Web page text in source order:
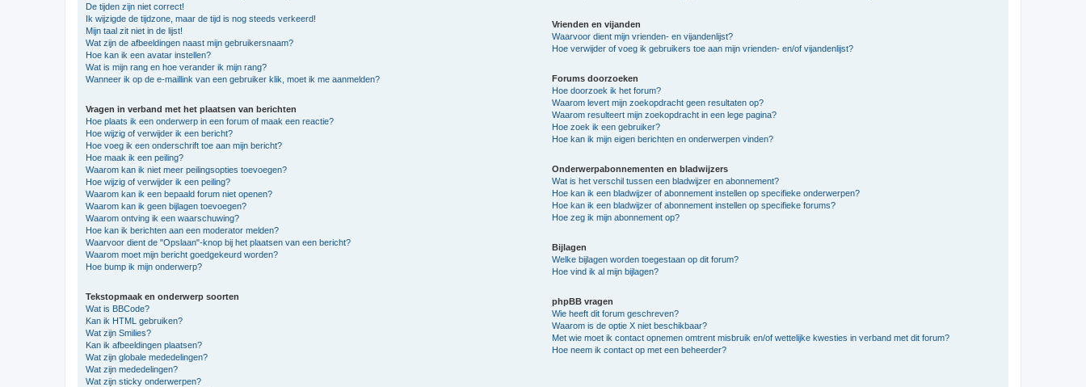
De tijden zijn niet correct!
Ik wijzigde de tijdzone, maar de tijd is nog steeds verkeerd!
Mijn taal zit niet in de lijst!
Wat zijn de afbeeldingen naast mijn gebruikersnaam?
Hoe kan ik een avatar instellen?
Wat is mijn rang en hoe verander ik mijn rang?
Wanneer ik op de e-maillink van een gebruiker klik, moet ik me aanmelden?
Vragen in verband met het plaatsen van berichten
Hoe plaats ik een onderwerp in een forum of maak een reactie?
Hoe wijzig of verwijder ik een bericht?
Hoe voeg ik een onderschrift toe aan mijn bericht?
Hoe maak ik een peiling?
Waarom kan ik niet meer peilingsopties toevoegen?
Hoe wijzig of verwijder ik een peiling?
Waarom kan ik een bepaald forum niet openen?
Waarom kan ik geen bijlagen toevoegen?
Waarom ontving ik een waarschuwing?
Hoe kan ik berichten aan een moderator melden?
Waarvoor dient de "Opslaan"-knop bij het plaatsen van een bericht?
Waarom moet mijn bericht goedgekeurd worden?
Hoe bump ik mijn onderwerp?
Tekstopmaak en onderwerp soorten
Wat is BBCode?
Kan ik HTML gebruiken?
Wat zijn Smilies?
Kan ik afbeeldingen plaatsen?
Wat zijn globale mededelingen?
Wat zijn mededelingen?
Wat zijn sticky onderwerpen?
Vrienden en vijanden
Waarvoor dient mijn vrienden- en vijandenlijst?
Hoe verwijder of voeg ik gebruikers toe aan mijn vrienden- en/of vijandenlijst?
Forums doorzoeken
Hoe doorzoek ik het forum?
Waarom levert mijn zoekopdracht geen resultaten op?
Waarom resulteert mijn zoekopdracht in een lege pagina?
Hoe zoek ik een gebruiker?
Hoe kan ik mijn eigen berichten en onderwerpen vinden?
Onderwerpabonnementen en bladwijzers
Wat is het verschil tussen een bladwijzer en abonnement?
Hoe kan ik een bladwijzer of abonnement instellen op specifieke onderwerpen?
Hoe kan ik een bladwijzer of abonnement instellen op specifieke forums?
Hoe zeg ik mijn abonnement op?
Bijlagen
Welke bijlagen worden toegestaan op dit forum?
Hoe vind ik al mijn bijlagen?
phpBB vragen
Wie heeft dit forum geschreven?
Waarom is de optie X niet beschikbaar?
Met wie moet ik contact opnemen omtrent misbruik en/of wettelijke kwesties in verband met dit forum?
Hoe neem ik contact op met een beheerder?